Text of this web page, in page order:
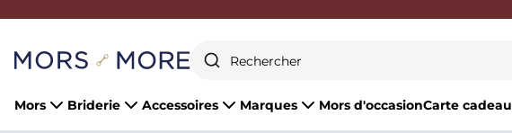
Mors Briderie Accessoires Marques Mors d'occasionCarte cadeau